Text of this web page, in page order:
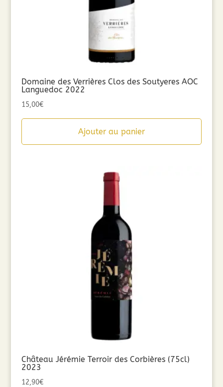
Domaine des Verrières Clos des Soutyeres AOC
Languedoc 2022
15,00€
Ajouter au panier
Château Jérémie Terroir des Corbières (75cl)
2023
12,90€